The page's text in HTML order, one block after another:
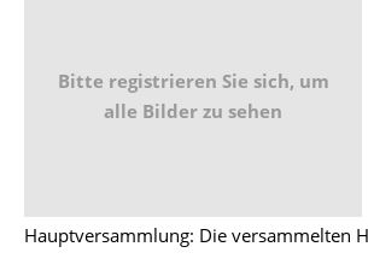
Bitte registrieren Sie sich, um
alle Bilder zu sehen
Hauptversammlung: Die versammelten